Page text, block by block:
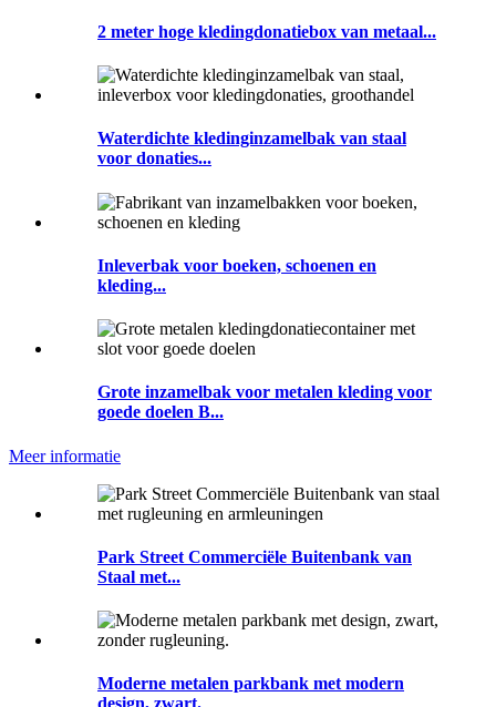
2 meter hoge kledingdonatiebox van metaal...
Waterdichte kledinginzamelbak van staal
voor donaties...
Inleverbak voor boeken, schoenen en
kleding...
Grote inzamelbak voor metalen kleding voor
goede doelen B...
Meer informatie
Park Street Commerciële Buitenbank van
Staal met...
Moderne metalen parkbank met modern